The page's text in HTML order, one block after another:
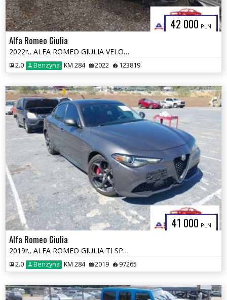
42 000 PLN
Alfa Romeo Giulia
2022r., ALFA ROMEO GIULIA VELOCE TI RWD, 2L, od ubezpieczalni
2.0 Benzyna KM 284 2022 123819
41 000 PLN
Alfa Romeo Giulia
2019r., ALFA ROMEO GIULIA TI SPORT AWD, 2L, od ubezpieczalni
2.0 Benzyna KM 284 2019 97265